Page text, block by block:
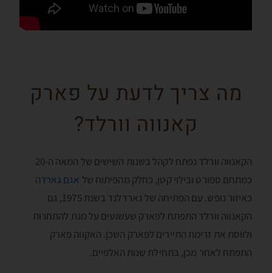
מה צריך לדעת על פארק
קאנווה וורלד?
הקאנווה וורלד נפתח לקהל בשנות השישים של המאה ה-20
כמתחם ספורט ובילוי קטן, כחלק מהפיתוח של אגם גארדה
כאיזור נופש. עם הפתיחה של גארדלנד בשנת 1975, גם
הקאנווה וורלד התפתח לפארק שעשועים על מנת להתחרות
ולווסת את זרימת התיירים לפארק השכן. האקווה פארק
התפתח לאחר מכן, בתחילת שנות האלפיים.